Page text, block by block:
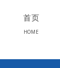
首页
HOME